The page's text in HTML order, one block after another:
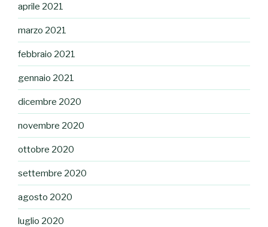
aprile 2021
marzo 2021
febbraio 2021
gennaio 2021
dicembre 2020
novembre 2020
ottobre 2020
settembre 2020
agosto 2020
luglio 2020